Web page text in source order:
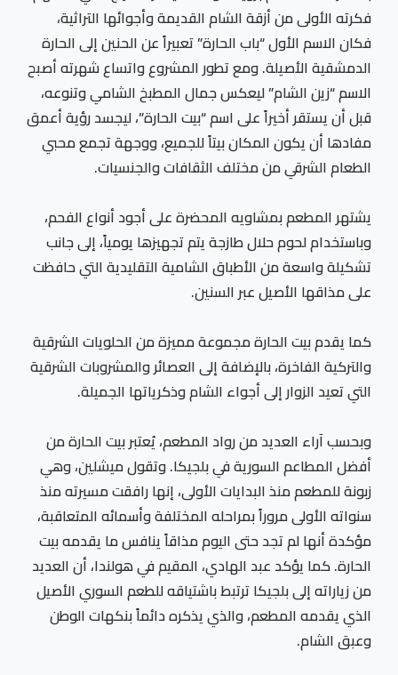
فكرته الأولى من أزقة الشام القديمة وأجوائها التراثية،
فكان الاسم الأول “باب الحارة” تعبيراً عن الحنين إلى الحارة
الدمشقية الأصيلة. ومع تطور المشروع واتساع شهرته أصبح
الاسم “زين الشام” ليعكس جمال المطبخ الشامي وتنوعه،
قبل أن يستقر أخيراً على اسم “بيت الحارة”، ليجسد رؤية أعمق
مفادها أن يكون المكان بيتاً للجميع، ووجهة تجمع محبي
الطعام الشرقي من مختلف الثقافات والجنسيات.
يشتهر المطعم بمشاويه المحضرة على أجود أنواع الفحم،
وباستخدام لحوم حلال طازجة يتم تجهيزها يومياً، إلى جانب
تشكيلة واسعة من الأطباق الشامية التقليدية التي حافظت
على مذاقها الأصيل عبر السنين.
كما يقدم بيت الحارة مجموعة مميزة من الحلويات الشرقية
والتركية الفاخرة، بالإضافة إلى العصائر والمشروبات الشرقية
التي تعيد الزوار إلى أجواء الشام وذكرياتها الجميلة.
وبحسب آراء العديد من رواد المطعم، يُعتبر بيت الحارة من
أفضل المطاعم السورية في بلجيكا. وتقول ميشلين، وهي
زبونة للمطعم منذ البدايات الأولى، إنها رافقت مسيرته منذ
سنواته الأولى مروراً بمراحله المختلفة وأسمائه المتعاقبة،
مؤكدة أنها لم تجد حتى اليوم مذاقاً ينافس ما يقدمه بيت
الحارة. كما يؤكد عبد الهادي، المقيم في هولندا، أن العديد
من زياراته إلى بلجيكا ترتبط باشتياقه للطعم السوري الأصيل
الذي يقدمه المطعم، والذي يذكره دائماً بنكهات الوطن
وعبق الشام.